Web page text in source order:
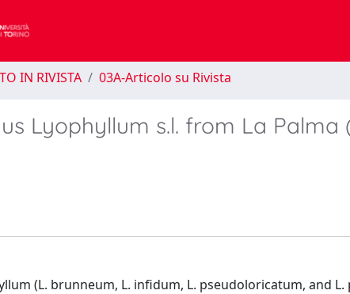
IN RIVISTA 03A-Articolo su Rivista
Lyophyllum s.l. from La Palma
(L. brunneum, L. infidum, L. pseudoloricatum, and